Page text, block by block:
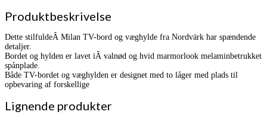
Produktbeskrivelse
Dette stilfuldeÂ Milan TV-bord og væghylde fra Nordvärk har spændende
detaljer.
Bordet og hylden er lavet iÂ valnød og hvid marmorlook melaminbetrukket
spånplade.
Både TV-bordet og væghylden er designet med to låger med plads til
opbevaring af forskellige
Lignende produkter